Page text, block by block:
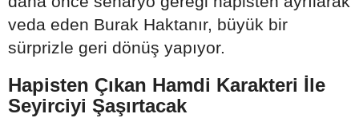
veda eden Burak Haktanır, büyük bir
sürprizle geri dönüş yapıyor.
Hapisten Çıkan Hamdi Karakteri İle
Seyirciyi Şaşırtacak